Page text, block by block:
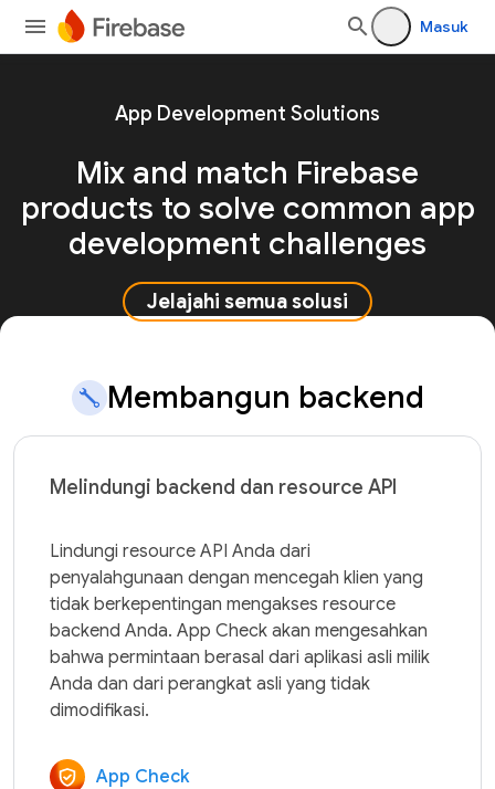
Masuk
App Development Solutions
Mix and match Firebase
products to solve common app
development challenges
Jelajahi semua solusi
Membangun backend
Melindungi backend dan resource API
Lindungi resource API Anda dari
penyalahgunaan dengan mencegah klien yang
tidak berkepentingan mengakses resource
backend Anda. App Check akan mengesahkan
bahwa permintaan berasal dari aplikasi asli milik
Anda dan dari perangkat asli yang tidak
App Check